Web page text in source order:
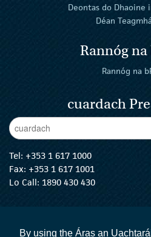
By using the Áras an
Deontas do Dhaoine
Déan
Rannóg na
Rannóg na
cuardach
Enter Keywords
Tel: +353 1 617 1000
Fax: +353 1 617 1001
Lo Call: 1890 430 430
An tUachtarán
An